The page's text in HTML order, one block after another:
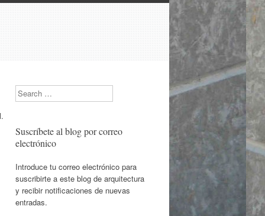
Search
Suscríbete al blog por correo
electrónico
Introduce tu correo electrónico para
suscribirte a este blog de arquitectura
y recibir notificaciones de nuevas
entradas.